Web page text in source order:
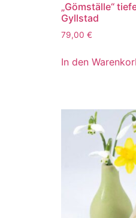
„Gömställe“
Gyllstad
79,00 €
In den